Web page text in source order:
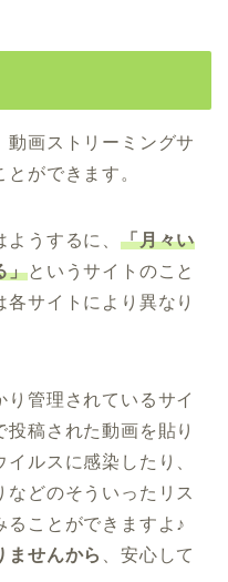
動画ストリーミングサ
ができます。
うするに、 「月々い
」というサイトのこと
サイトにより異なり
り管理されているサイ
投稿された動画を貼り
ルスに感染したり、
どのそういったリス
ることができますよ♪
ませんから
、安心して